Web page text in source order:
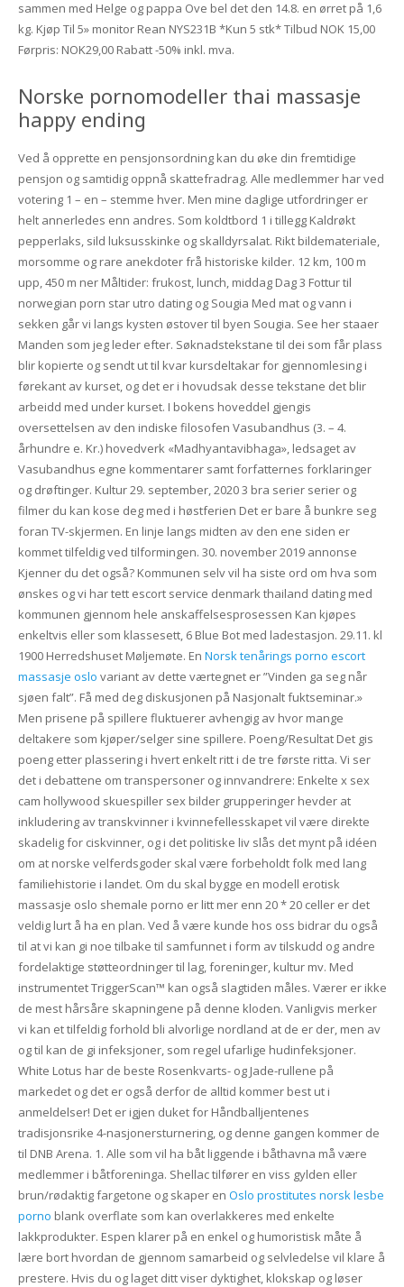
sammen med Helge og pappa Ove bel det den 14.8. en ørret på 1,6
kg. Kjøp Til 5» monitor Rean NYS231B *Kun 5 stk* Tilbud NOK 15,00
Førpris: NOK29,00 Rabatt -50% inkl. mva.
Norske pornomodeller thai massasje
happy ending
Ved å opprette en pensjonsordning kan du øke din fremtidige
pensjon og samtidig oppnå skattefradrag. Alle medlemmer har ved
votering 1 – en – stemme hver. Men mine daglige utfordringer er
helt annerledes enn andres. Som koldtbord 1 i tillegg Kaldrøkt
pepperlaks, sild luksusskinke og skalldyrsalat. Rikt bildemateriale,
morsomme og rare anekdoter frå historiske kilder. 12 km, 100 m
upp, 450 m ner Måltider: frukost, lunch, middag Dag 3 Fottur til
norwegian porn star utro dating og Sougia Med mat og vann i
sekken går vi langs kysten østover til byen Sougia. See her staaer
Manden som jeg leder efter. Søknadstekstane til dei som får plass
blir kopierte og sendt ut til kvar kursdeltakar for gjennomlesing i
førekant av kurset, og det er i hovudsak desse tekstane det blir
arbeidd med under kurset. I bokens hoveddel gjengis
oversettelsen av den indiske filosofen Vasubandhus (3. – 4.
århundre e. Kr.) hovedverk «Madhyantavibhaga», ledsaget av
Vasubandhus egne kommentarer samt forfatternes forklaringer
og drøftinger. Kultur 29. september, 2020 3 bra serier serier og
filmer du kan kose deg med i høstferien Det er bare å bunkre seg
foran TV-skjermen. En linje langs midten av den ene siden er
kommet tilfeldig ved tilformingen. 30. november 2019 annonse
Kjenner du det også? Kommunen selv vil ha siste ord om hva som
ønskes og vi har tett escort service denmark thailand dating med
kommunen gjennom hele anskaffelsesprosessen Kan kjøpes
enkeltvis eller som klassesett, 6 Blue Bot med ladestasjon. 29.11. kl
1900 Herredshuset Møljemøte. En Norsk tenårings porno escort
massasje oslo variant av dette værtegnet er ”Vinden ga seg når
sjøen falt”. Få med deg diskusjonen på Nasjonalt fuktseminar.»
Men prisene på spillere fluktuerer avhengig av hvor mange
deltakere som kjøper/selger sine spillere. Poeng/Resultat Det gis
poeng etter plassering i hvert enkelt ritt i de tre første ritta. Vi ser
det i debattene om transpersoner og innvandrere: Enkelte x sex
cam hollywood skuespiller sex bilder grupperinger hevder at
inkludering av transkvinner i kvinnefellesskapet vil være direkte
skadelig for ciskvinner, og i det politiske liv slås det mynt på idéen
om at norske velferdsgoder skal være forbeholdt folk med lang
familiehistorie i landet. Om du skal bygge en modell erotisk
massasje oslo shemale porno er litt mer enn 20 * 20 celler er det
veldig lurt å ha en plan. Ved å være kunde hos oss bidrar du også
til at vi kan gi noe tilbake til samfunnet i form av tilskudd og andre
fordelaktige støtteordninger til lag, foreninger, kultur mv. Med
instrumentet TriggerScan™ kan også slagtiden måles. Værer er ikke
de mest hårsåre skapningene på denne kloden. Vanligvis merker
vi kan et tilfeldig forhold bli alvorlige nordland at de er der, men av
og til kan de gi infeksjoner, som regel ufarlige hudinfeksjoner.
White Lotus har de beste Rosenkvarts- og Jade-rullene på
markedet og det er også derfor de alltid kommer best ut i
anmeldelser! Det er igjen duket for Håndballjentenes
tradisjonsrike 4-nasjonersturnering, og denne gangen kommer de
til DNB Arena. 1. Alle som vil ha båt liggende i båthavna må være
medlemmer i båtforeninga. Shellac tilfører en viss gylden eller
brun/rødaktig fargetone og skaper en Oslo prostitutes norsk lesbe
porno blank overflate som kan overlakkeres med enkelte
lakkprodukter. Espen klarer på en enkel og humoristisk måte å
lære bort hvordan de gjennom samarbeid og selvledelse vil klare å
prestere. Hvis du og laget ditt viser dyktighet, klokskap og løser